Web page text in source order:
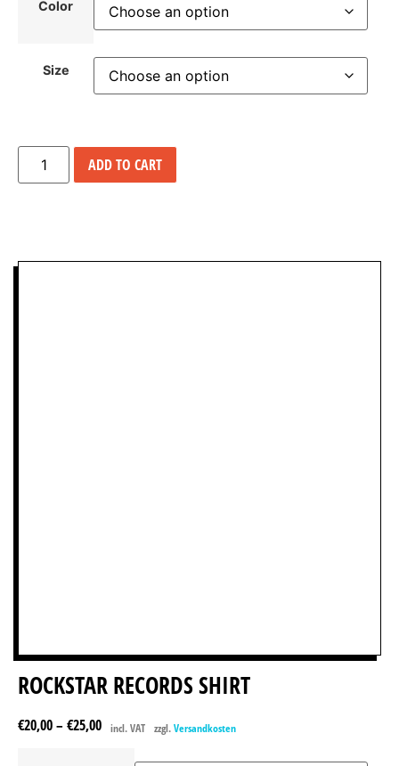
Color
Size
ADD TO CART
ROCKSTAR RECORDS SHIRT
€20,00– €25,00 incl. VAT zzgl. Versandkosten